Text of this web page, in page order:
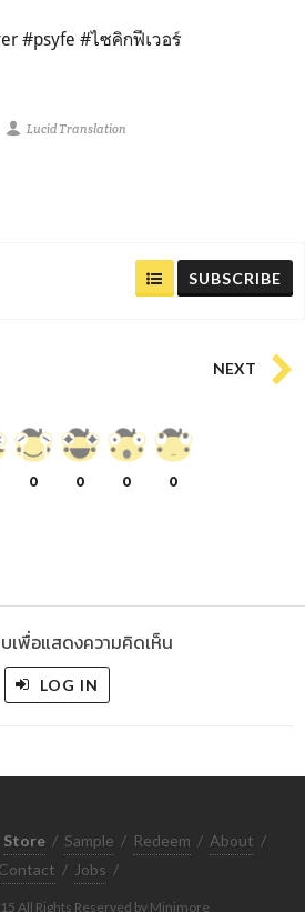
#psyfe #ไซคิกฟีเวอร์
Lucid Translation
SUBSCRIBE
NEXT
0 0 0 0
บเพื่อแสดงความคิดเห็น
LOG IN
Store / Sample / Redeem / About /
Contact / Jobs /
All Rights Reserved by Minimore